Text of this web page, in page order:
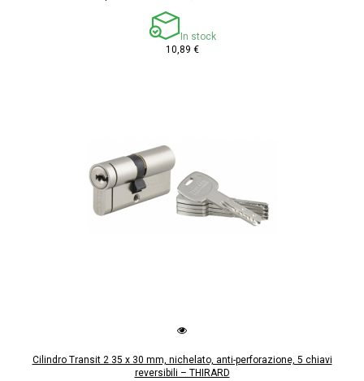
In stock
10,89 €
Cilindro Transit 2 35 x 30 mm, nichelato, anti-perforazione, 5 chiavi
reversibili – THIRARD